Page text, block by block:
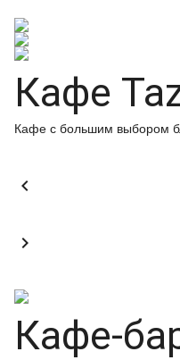
Кафе
Кафе с большим выбором


Кафе-